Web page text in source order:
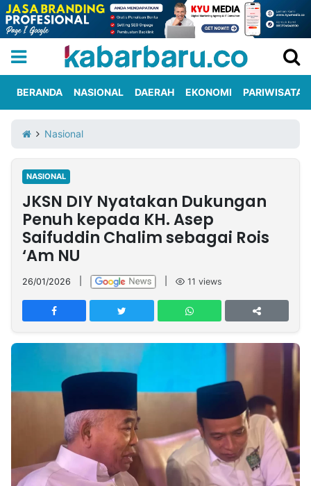
Iklan
Berita
Kami
Nasional
International
Olahraga
Entertainment
Daerah
Pariwisata
Kuliner
Kolom
Network
PT
TREETAN
MULTIMEDIA
INDONESIA
Dinamikapost.com
Seedbacklink
Kabarbaru
BERANDA NASIONAL DAERAH EKONOMI PARIWISATA
Nasional
NASIONAL
JKSN DIY Nyatakan Dukungan
Penuh kepada KH. Asep
Saifuddin Chalim sebagai Rois
‘Am NU
26/01/2026 11 views